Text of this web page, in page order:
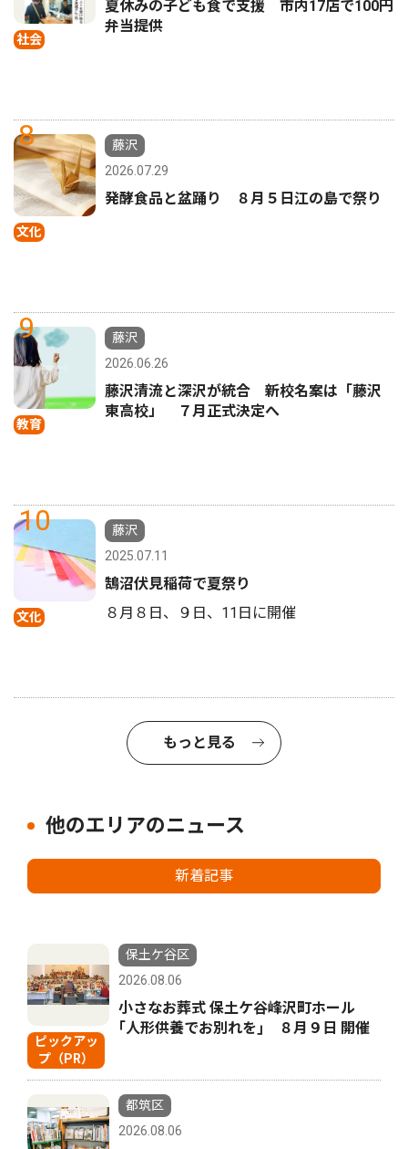
社会
夏休みの子ども食で支援 市内17店で100円
弁当提供
8
文化
藤沢
2026.07.29
発酵食品と盆踊り ８月５日江の島で祭り
9
教育
藤沢
2026.06.26
藤沢清流と深沢が統合 新校名案は「藤沢
東高校」 ７月正式決定へ
10
文化
藤沢
2025.07.11
鵠沼伏見稲荷で夏祭り
８月８日、９日、11日に開催
もっと見る
他のエリアのニュース
新着記事
ピックアッ
プ（PR）
保土ケ谷区
2026.08.06
小さなお葬式 保土ケ谷峰沢町ホール
｢人形供養でお別れを｣ ８月９日 開催
都筑区
2026.08.06